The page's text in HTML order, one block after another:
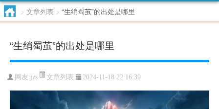
> 文章列表 > “生绡蜀茧”的出处是哪里
“生绡蜀茧”的出处是哪里
网友:jzs 文章列表 2024-11-18 22:16:39